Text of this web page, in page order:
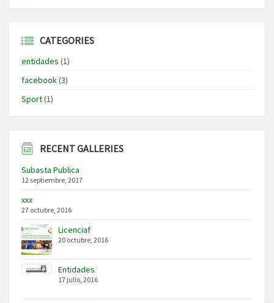
CATEGORIES
entidades (1)
facebook(3)
Sport(1)
RECENT GALLERIES
Subasta Publica
12 septiembre, 2017
xxx
27 octubre, 2016
Licenciaf
20 octubre, 2016
Entidades
17 julio, 2016